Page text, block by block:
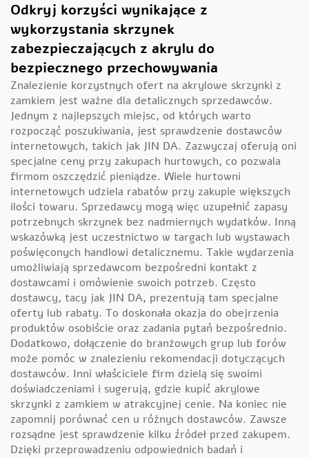
Odkryj korzyści wynikające z
wykorzystania skrzynek
zabezpieczających z akrylu do
bezpiecznego przechowywania
Znalezienie korzystnych ofert na akrylowe skrzynki z
zamkiem jest ważne dla detalicznych sprzedawców.
Jednym z najlepszych miejsc, od których warto
rozpocząć poszukiwania, jest sprawdzenie dostawców
internetowych, takich jak JIN DA. Zazwyczaj oferują oni
specjalne ceny przy zakupach hurtowych, co pozwala
firmom oszczędzić pieniądze. Wiele hurtowni
internetowych udziela rabatów przy zakupie większych
ilości towaru. Sprzedawcy mogą więc uzupełnić zapasy
potrzebnych skrzynek bez nadmiernych wydatków. Inną
wskazówką jest uczestnictwo w targach lub wystawach
poświęconych handlowi detalicznemu. Takie wydarzenia
umożliwiają sprzedawcom bezpośredni kontakt z
dostawcami i omówienie swoich potrzeb. Często
dostawcy, tacy jak JIN DA, prezentują tam specjalne
oferty lub rabaty. To doskonała okazja do obejrzenia
produktów osobiście oraz zadania pytań bezpośrednio.
Dodatkowo, dołączenie do branżowych grup lub forów
może pomóc w znalezieniu rekomendacji dotyczących
dostawców. Inni właściciele firm dzielą się swoimi
doświadczeniami i sugerują, gdzie kupić akrylowe
skrzynki z zamkiem w atrakcyjnej cenie. Na koniec nie
zapomnij porównać cen u różnych dostawców. Zawsze
rozsądne jest sprawdzenie kilku źródeł przed zakupem.
Dzięki przeprowadzeniu odpowiednich badań i